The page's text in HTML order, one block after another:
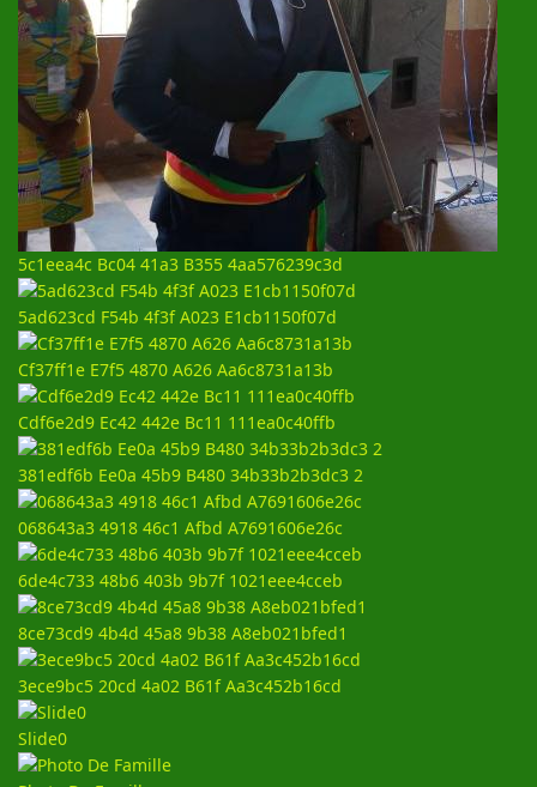
5c1eea4c Bc04 41a3 B355 4aa576239c3d
5ad623cd F54b 4f3f A023 E1cb1150f07d
Cf37ff1e E7f5 4870 A626 Aa6c8731a13b
Cdf6e2d9 Ec42 442e Bc11 111ea0c40ffb
381edf6b Ee0a 45b9 B480 34b33b2b3dc3 2
068643a3 4918 46c1 Afbd A7691606e26c
6de4c733 48b6 403b 9b7f 1021eee4cceb
8ce73cd9 4b4d 45a8 9b38 A8eb021bfed1
3ece9bc5 20cd 4a02 B61f Aa3c452b16cd
Slide0